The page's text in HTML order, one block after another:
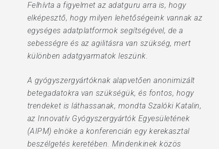
Felhívta a figyelmet az adatguru arra is, hogy
elképesztő, hogy milyen lehetőségeink vannak az
egységes adatplatformok segítségével, de a
sebességre és az agilitásra van szükség, mert
különben adatgyarmatok leszünk.
A gyógyszergyártóknak alapvetően anonimizált
betegadatokra van szükségük, és fontos, hogy
trendeket is láthassanak, mondta Szalóki Katalin,
az Innovatív Gyógyszergyártók Egyesületének
(AIPM) elnöke a konferencián egy kerekasztal
beszélgetés keretében. Mindenkinek közös